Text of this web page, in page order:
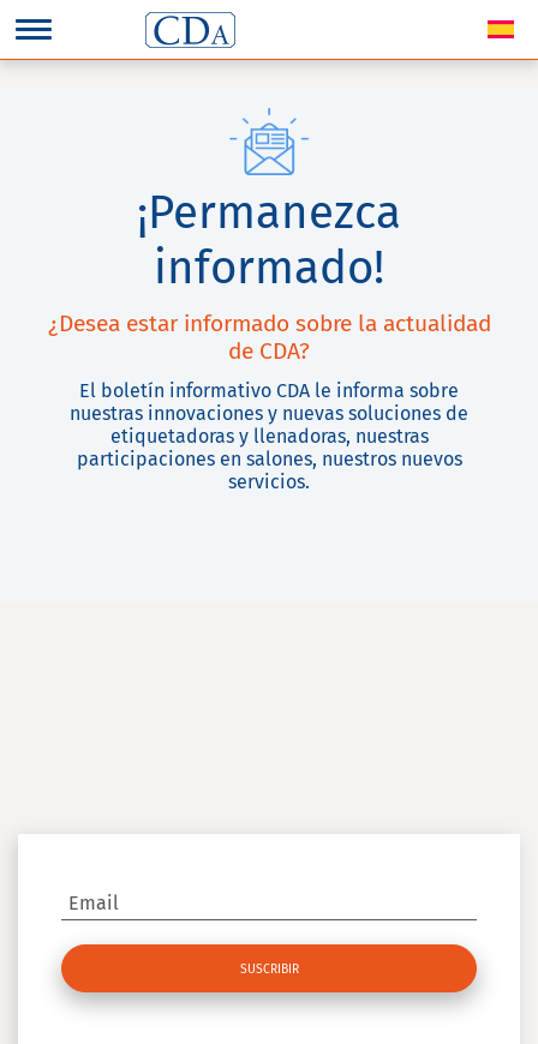
¡Permanezca
informado!
¿Desea estar informado sobre la actualidad
de CDA?
El boletín informativo CDA le informa sobre
nuestras innovaciones y nuevas soluciones de
etiquetadoras y llenadoras, nuestras
participaciones en salones, nuestros nuevos
servicios.
Email